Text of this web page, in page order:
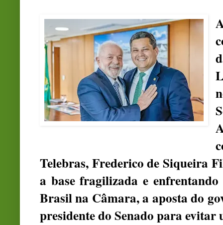
Telebras, Frederico de Siqueira
a base fragilizada e
Brasil na Câmara, a aposta do
presidente do Senado para